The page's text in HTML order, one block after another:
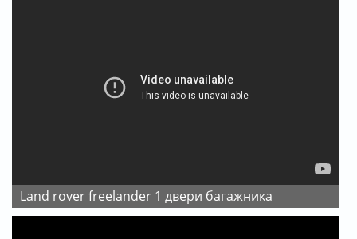
land rover freelander 1 двери багажникa